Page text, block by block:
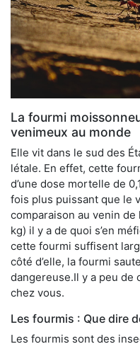
La fourmi
venimeux au monde
Elle vit dans le sud des
létale. En effet, cette
d’une dose mortelle de
fois plus puissant que le
comparaison au venin de
kg) il y a de quoi s’en
cette fourmi suffisent
côté d’elle, la fourmi
dangereuse.Il y a peu de
chez vous.
Les fourmis : Que dire
Les fourmis sont des